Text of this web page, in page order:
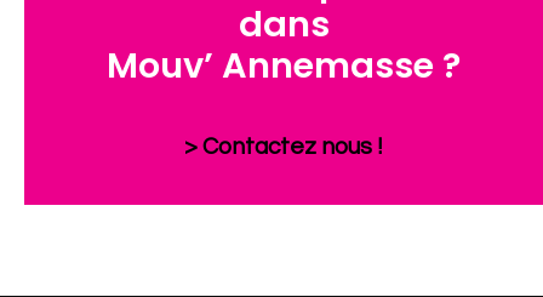
dans
Mouv’ Annemasse ?
> Contactez nous !